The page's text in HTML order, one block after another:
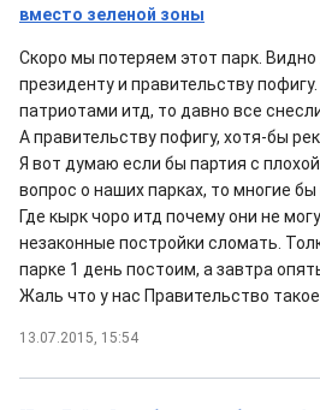
вместо зеленой зоны
Скоро мы потеряем этот парк.
президенту и правительству
патриотами итд, то давно все
А правительству пофигу, хотя-бы
Я вот думаю если бы партия с
вопрос о наших парках, то многие бы
Где кырк чоро итд почему они не
незаконные постройки сломать.
парке 1 день постоим, а завтра
Жаль что у нас Правительство такое.
13.07.2015, 15:54